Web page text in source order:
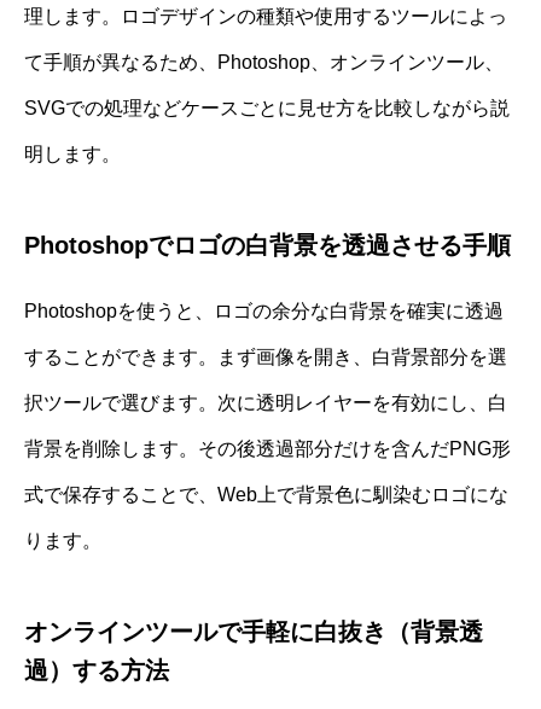
理します。ロゴデザインの種類や使用するツールによっ
て手順が異なるため、Photoshop、オンラインツール、
SVGでの処理などケースごとに見せ方を比較しながら説
明します。
Photoshopでロゴの白背景を透過させる手順
Photoshopを使うと、ロゴの余分な白背景を確実に透過
することができます。まず画像を開き、白背景部分を選
択ツールで選びます。次に透明レイヤーを有効にし、白
背景を削除します。その後透過部分だけを含んだPNG形
式で保存することで、Web上で背景色に馴染むロゴにな
ります。
オンラインツールで手軽に白抜き（背景透
過）する方法